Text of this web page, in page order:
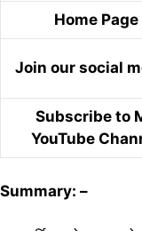
Home Page
Join our social
Subscribe to
YouTube
Summary: –